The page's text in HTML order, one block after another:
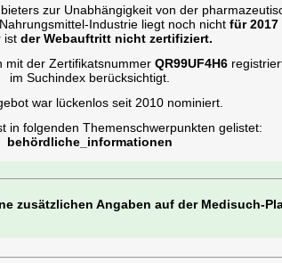
zur Unabhängigkeit von der
Industrie liegt noch nicht für 2017
ist der Webauftritt nicht zertifiziert.
mit der Zertifikatsnummer QR99UF4H6
im Suchindex berücksichtigt.
war lückenlos seit 2010 nominiert.
in folgenden Themenschwerpunkten gelistet:
behördliche_informationen
zusätzlichen Angaben auf der Medisuch-